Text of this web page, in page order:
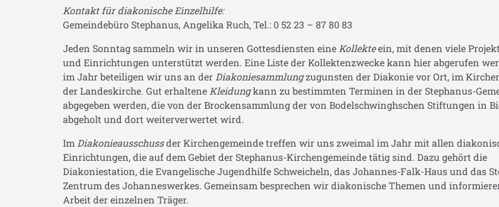
Kontakt für diakonische Einzelhilfe:
Gemeindebüro Stephanus, Angelika Ruch, Tel.: 0 52 23 – 87 80 83
Jeden Sonntag sammeln wir in unseren Gottesdiensten eineKollekteein, mit denen viele
und Einrichtungen unterstützt werden. Eine Liste der Kollektenzwecke kann hier abgerufen
im Jahr beteiligen wir uns an derDiakoniesammlungzugunsten der Diakonie vor Ort, im
der Landeskirche. Gut erhalteneKleidungkann zu bestimmten Terminen in der Stephanus-
abgegeben werden, die von der Brockensammlung der von Bodelschwinghschen Stiftungen in
abgeholt und dort weiterverwertet wird.
ImDiakonieausschussder Kirchengemeinde treffen wir uns zweimal im Jahr mit allen
Einrichtungen, die auf dem Gebiet der Stephanus-Kirchengemeinde tätig sind. Dazu gehört die
Diakoniestation, die Evangelische Jugendhilfe Schweicheln, das Johannes-Falk-Haus und das
Zentrum des Johanneswerkes. Gemeinsam besprechen wir diakonische Themen und
Arbeit der einzelnen Träger.